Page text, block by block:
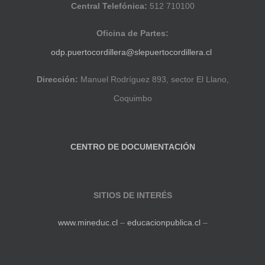
Central Telefónica: 512 710100
Oficina de Partes:
odp.puertocordillera@slepuertocordillera.cl
Dirección: Manuel Rodríguez 893, sector El Llano,
Coquimbo
CENTRO DE DOCUMENTACIÓN
SITIOS DE INTERÉS
www.mineduc.cl – educacionpublica.cl –